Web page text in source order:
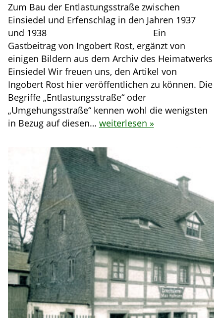
Zum Bau der Entlastungsstraße zwischen
Einsiedel und Erfenschlag in den Jahren 1937
und 1938 Ein
Gastbeitrag von Ingobert Rost, ergänzt von
einigen Bildern aus dem Archiv des Heimatwerks
Einsiedel Wir freuen uns, den Artikel von
Ingobert Rost hier veröffentlichen zu können. Die
Begriffe „Entlastungsstraße“ oder
„Umgehungsstraße“ kennen wohl die wenigsten
in Bezug auf diesen… weiterlesen »